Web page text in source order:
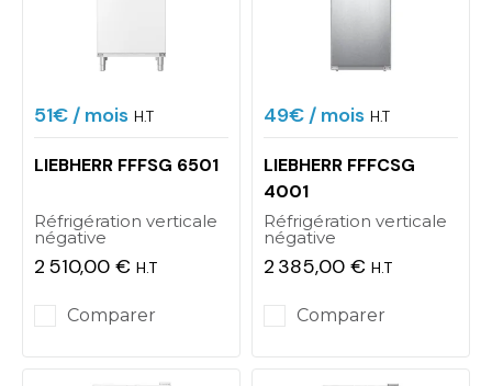
51€/ mois H.T
LIEBHERR FFFSG 6501
Réfrigération verticale
négative
2 510,00 € H.T
Comparer
49€/ mois H.T
LIEBHERR FFFCSG
4001
Réfrigération verticale
négative
2 385,00 € H.T
Comparer